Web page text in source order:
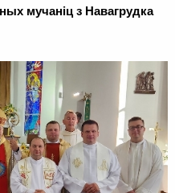
мучаніц з Навагрудка